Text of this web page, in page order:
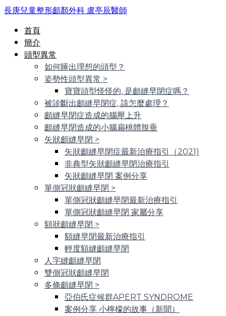
長庚兒童整形顱顏外科 盧亭辰醫師
首頁
簡介
頭型異常
如何睡出理想的頭型？
姿勢性頭型異常 >
寶寶頭型怪怪的, 是顱縫早閉症嗎？
被診斷出顱縫早閉症, 該怎麼處理？
顱縫早閉症造成的腦壓上升
顱縫早閉造成的小腦扁桃體脫垂
矢狀顱縫早閉 >
矢狀顱縫早閉症最新治療指引（2021)
非典型矢狀顱縫早閉治療指引
矢狀顱縫早閉 案例分享
單側冠狀顱縫早閉 >
單側冠狀顱縫早閉最新治療指引
單側冠狀顱縫早閉 家屬分享
額狀顱縫早閉 >
額縫早閉最新治療指引
輕度額縫顱縫早閉
人字縫顱縫早閉
雙側冠狀顱縫早閉
多條顱縫早閉 >
亞伯氏症候群APERT SYNDROME
案例分享 小檸檬的故事（新聞）